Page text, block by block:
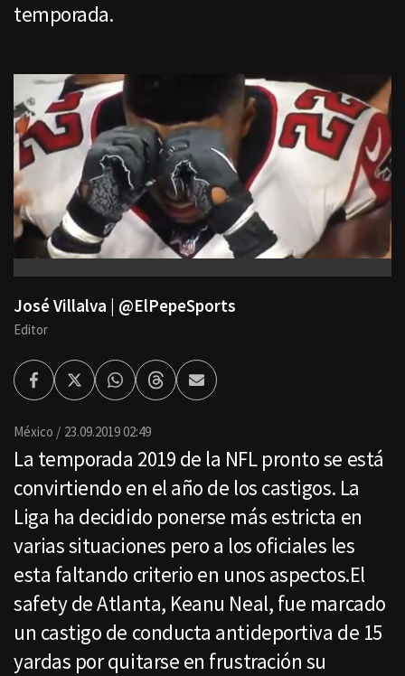
temporada.
José Villalva | @ElPepeSports
Editor
FacebookTwitterWhatsappThreadsEnviar
por
México 23.09.2019 02:49
La temporada 2019 de la NFL pronto se está
convirtiendo en el año de los castigos. La
Liga ha decidido ponerse más estricta en
varias situaciones pero a los oficiales les
esta faltando criterio en unos aspectos.El
safety de Atlanta, Keanu Neal, fue marcado
un castigo de conducta antideportiva de 15
yardas por quitarse en frustración su